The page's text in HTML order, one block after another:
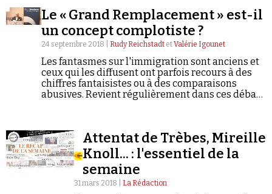
Le « Grand Remplacement » est-il
un concept complotiste ?
24 septembre 2018 | Rudy ReichstadtetValérie Igounet
Les fantasmes sur l'immigration sont anciens et
ceux qui les diffusent ont parfois recours à des
chiffres fantaisistes ou à des comparaisons
abusives. Revient régulièrement dans ces débats
envisagée pour les endiguer, la « remigration »...
Attentat de Trèbes, Mireille
Knoll... : l'essentiel de la
semaine
31 mars 2018 | La Rédaction